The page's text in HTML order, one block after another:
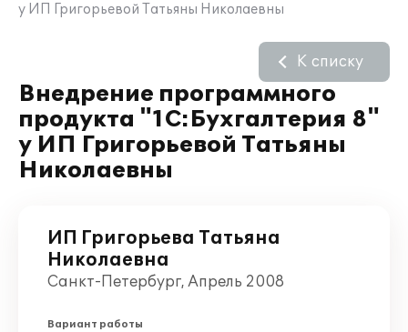
у ИП Григорьевой Татьяны Николаевны
Внедрение программного
продукта "1С:Бухгалтерия 8"
у ИП Григорьевой Татьяны
Николаевны
К списку
ИП Григорьева Татьяна
Николаевна
Санкт-Петербург, Апрель 2008
Вариант работы